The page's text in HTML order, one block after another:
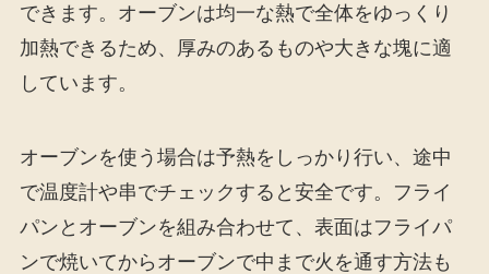
できます。オーブンは均一な熱で全体をゆっくり
加熱できるため、厚みのあるものや大きな塊に適
しています。
オーブンを使う場合は予熱をしっかり行い、途中
で温度計や串でチェックすると安全です。フライ
パンとオーブンを組み合わせて、表面はフライパ
ンで焼いてからオーブンで中まで火を通す方法も